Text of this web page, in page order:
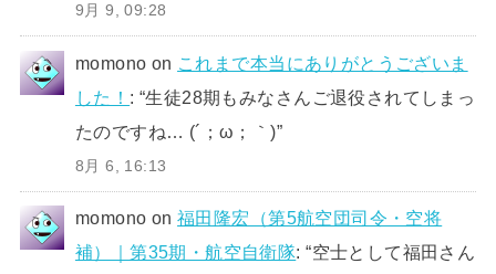
9月 9, 09:28
momono on これまで本当にありがとうございま
した！ : “生徒28期もみなさんご退役されてしまっ
たのですね… (´；ω；｀)”
8月 6, 16:13
momono on福田隆宏（第5航空団司令・空将
補）｜第35期・航空自衛隊: “空士として福田さん